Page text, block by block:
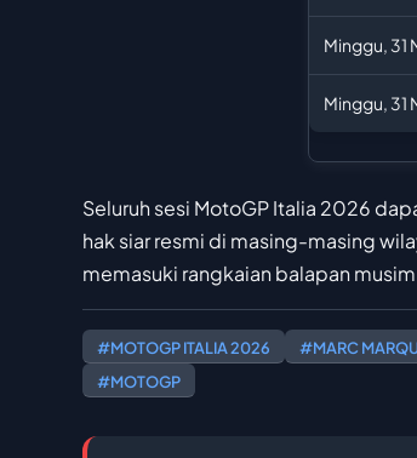
Minggu, 31
Minggu, 31
Seluruh sesi MotoGP Italia 2026
hak siar resmi di masing-masing
memasuki rangkaian balapan
#MOTOGP ITALIA 2026 #MARC
#MOTOGP